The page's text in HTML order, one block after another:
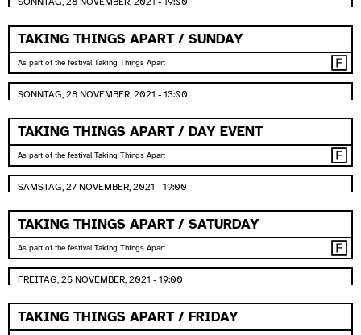
TAKING THINGS APART / SUNDAY
As part of the festival Taking Things Apart
SONNTAG, 28 NOVEMBER, 2021 - 13:00
TAKING THINGS APART / DAY EVENT
As part of the festival Taking Things Apart
SAMSTAG, 27 NOVEMBER, 2021 - 19:00
TAKING THINGS APART / SATURDAY
As part of the festival Taking Things Apart
FREITAG, 26 NOVEMBER, 2021 - 19:00
TAKING THINGS APART / FRIDAY